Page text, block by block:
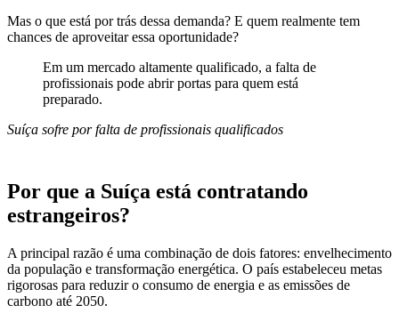
Mas o que está por trás dessa demanda? E quem realmente tem
chances de aproveitar essa oportunidade?
Em um mercado altamente qualificado, a falta de
profissionais pode abrir portas para quem está
preparado.
Suíça sofre por falta de profissionais qualificados
Por que a Suíça está contratando
estrangeiros?
A principal razão é uma combinação de dois fatores: envelhecimento
da população e transformação energética. O país estabeleceu metas
rigorosas para reduzir o consumo de energia e as emissões de
carbono até 2050.